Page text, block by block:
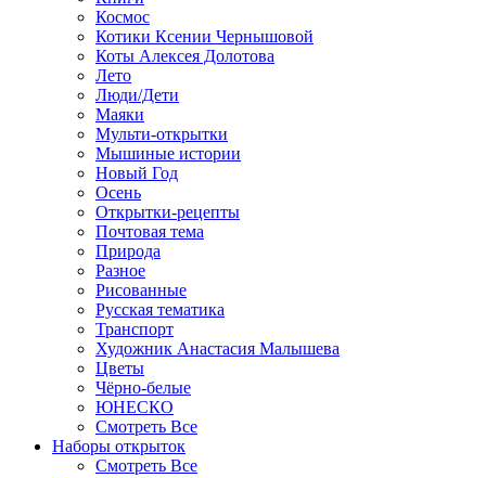
Космос
Котики Ксении Чернышовой
Коты Алексея Долотова
Лето
Люди/Дети
Маяки
Мульти-открытки
Мышиные истории
Новый Год
Осень
Открытки-рецепты
Почтовая тема
Природа
Разное
Рисованные
Русская тематика
Транспорт
Художник Анастасия Малышева
Цветы
Чёрно-белые
ЮНЕСКО
Смотреть Все
Наборы открыток
Смотреть Все